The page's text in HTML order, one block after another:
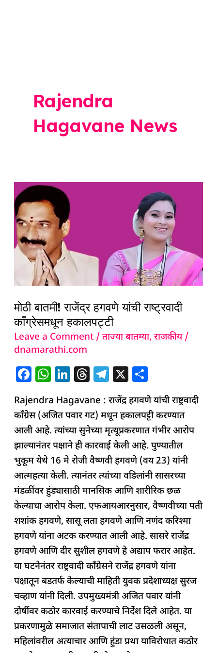
Rajendra
Hagavane News
मोठी बातमी! राजेंद्र हगवणे यांची राष्ट्रवादी
काँग्रेसमधून हकालपट्टी
Leave a Comment /ताज्या बातम्या,राजकीय/
dnamarathi.com
F
c
e
b
o
o
k
W
at
s
A
p
p
Li
k
e
dI
n
T
re
a
d
s
T
el
e
g
ra
m
X
h
ar
e
Rajendra Hagavane : राजेंद्र हगवणे यांची राष्ट्रवादी
काँग्रेस (अजित पवार गट) मधून हकालपट्टी करण्यात
आली आहे. त्यांच्या सुनेच्या मृत्यूप्रकरणात गंभीर आरोप
झाल्यानंतर पक्षाने ही कारवाई केली आहे. पुण्यातील
भुकूम येथे 16 मे रोजी वैष्णवी हगवणे (वय 23) यांनी
आत्महत्या केली. त्यानंतर त्यांच्या वडिलांनी सासरच्या
मंडळींवर हुंड्यासाठी मानसिक आणि शारीरिक छळ
केल्याचा आरोप केला. एफआयआरनुसार, वैष्णवीच्या पती
शशांक हगवणे, सासू लता हगवणे आणि नणंद करिश्मा
हगवणे यांना अटक करण्यात आली आहे. सासरे राजेंद्र
हगवणे आणि दीर सुशील हगवणे हे अद्याप फरार आहेत.
या घटनेनंतर राष्ट्रवादी काँग्रेसने राजेंद्र हगवणे यांना
पक्षातून बडतर्फ केल्याची माहिती युवक प्रदेशाध्यक्ष सुरज
चव्हाण यांनी दिली. उपमुख्यमंत्री अजित पवार यांनी
दोषींवर कठोर कारवाई करण्याचे निर्देश दिले आहेत. या
प्रकरणामुळे समाजात संतापाची लाट उसळली असून,
महिलांवरील अत्याचार आणि हुंडा प्रथा याविरोधात कठोर
मोठी
बातमी!
राजेंद्र
हगवणे
यांची
राष्ट्रवादी
काँग्रेसमधून